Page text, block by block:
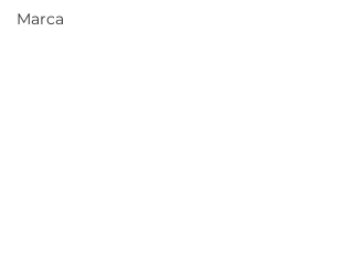
Marca